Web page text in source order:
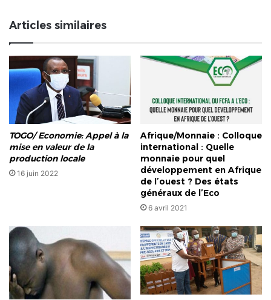
Articles similaires
TOGO/ Economie: Appel à la
mise en valeur de la
production locale
16 juin 2022
Afrique/Monnaie : Colloque
international : Quelle
monnaie pour quel
développement en Afrique
de l’ouest ? Des états
généraux de l’Eco
6 avril 2021